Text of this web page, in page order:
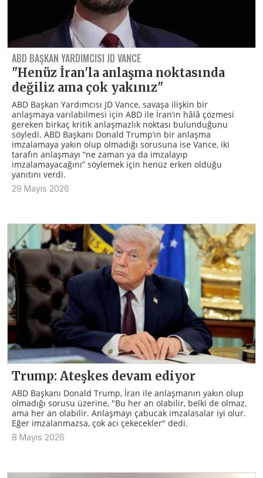
ABD BAŞKAN YARDIMCISI JD VANCE
"Henüz İran'la anlaşma noktasında
değiliz ama çok yakınız"
ABD Başkan Yardımcısı JD Vance, savaşa ilişkin bir
anlaşmaya varılabilmesi için ABD ile İran’ın hâlâ çözmesi
gereken birkaç kritik anlaşmazlık noktası bulunduğunu
söyledi. ABD Başkanı Donald Trump’ın bir anlaşma
imzalamaya yakın olup olmadığı sorusuna ise Vance, iki
tarafın anlaşmayı “ne zaman ya da imzalayıp
imzalamayacağını” söylemek için henüz erken olduğu
yanıtını verdi.
29 Mayıs 2026
Trump: Ateşkes devam ediyor
ABD Başkanı Donald Trump, İran ile anlaşmanın yakın olup
olmadığı sorusu üzerine, "Bu her an olabilir, belki de olmaz,
ama her an olabilir. Anlaşmayı çabucak imzalasalar iyi olur.
Eğer imzalanmazsa, çok acı çekecekler" dedi.
8 Mayıs 2026